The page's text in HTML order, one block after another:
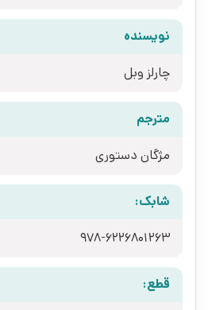
نویسنده
چارلز وبل
مترجم
مژگان دستوری
شابک:
978-6226801263
قطع: